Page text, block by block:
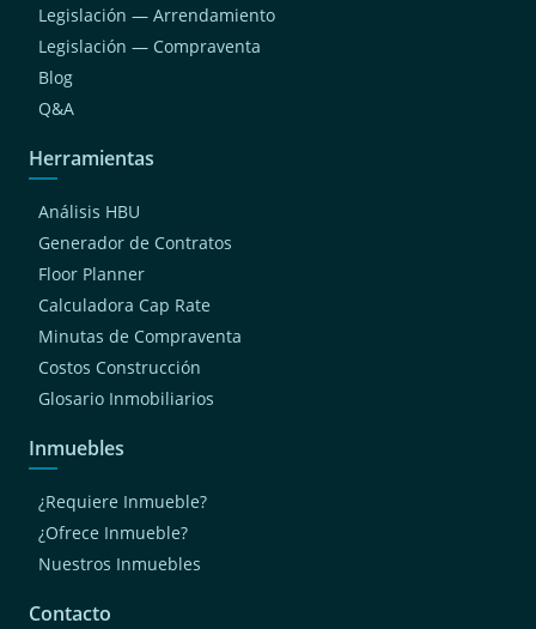
Legislación — Arrendamiento
Legislación — Compraventa
Blog
Q&A
Herramientas
Análisis HBU
Generador de Contratos
Floor Planner
Calculadora Cap Rate
Minutas de Compraventa
Costos Construcción
Glosario Inmobiliarios
Inmuebles
¿Requiere Inmueble?
¿Ofrece Inmueble?
Nuestros Inmuebles
Contacto